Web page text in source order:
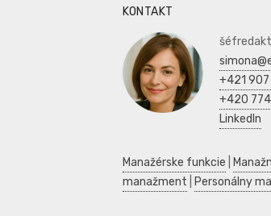
KONTAKT
+421
+420
LinkedIn
Manažérske funkcie
manažment
Personálny